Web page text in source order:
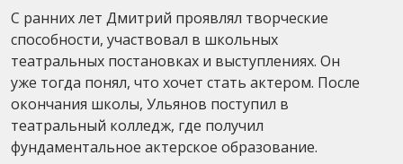
С ранних лет Дмитрий проявлял творческие
способности, участвовал в школьных
театральных постановках и выступлениях. Он
уже тогда понял, что хочет стать актером. После
окончания школы, Ульянов поступил в
театральный колледж, где получил
фундаментальное актерское образование.